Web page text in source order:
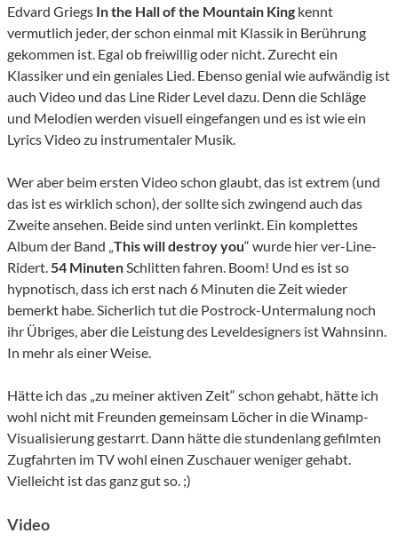
Edvard Griegs In the Hall of the Mountain King kennt
vermutlich jeder, der schon einmal mit Klassik in Berührung
gekommen ist. Egal ob freiwillig oder nicht. Zurecht ein
Klassiker und ein geniales Lied. Ebenso genial wie aufwändig ist
auch Video und das Line Rider Level dazu. Denn die Schläge
und Melodien werden visuell eingefangen und es ist wie ein
Lyrics Video zu instrumentaler Musik.
Wer aber beim ersten Video schon glaubt, das ist extrem (und
das ist es wirklich schon), der sollte sich zwingend auch das
Zweite ansehen. Beide sind unten verlinkt. Ein komplettes
Album der Band „This will destroy you“ wurde hier ver-Line-
Ridert.54 MinutenSchlitten fahren. Boom! Und es ist so
hypnotisch, dass ich erst nach 6 Minuten die Zeit wieder
bemerkt habe. Sicherlich tut die Postrock-Untermalung noch
ihr Übriges, aber die Leistung des Leveldesigners ist Wahnsinn.
In mehr als einer Weise.
Hätte ich das „zu meiner aktiven Zeit“ schon gehabt, hätte ich
wohl nicht mit Freunden gemeinsam Löcher in die Winamp-
Visualisierung gestarrt. Dann hätte die stundenlang gefilmten
Zugfahrten im TV wohl einen Zuschauer weniger gehabt.
Vielleicht ist das ganz gut so. ;)
Video